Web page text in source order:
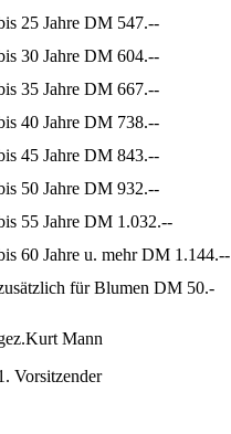
25 Jahre DM 547.--
30 Jahre DM 604.--
35 Jahre DM 667.--
40 Jahre DM 738.--
45 Jahre DM 843.--
50 Jahre DM 932.--
55 Jahre DM 1.032.--
60 Jahre u. mehr DM 1.144.--
für Blumen DM 50.-
Mann
Vorsitzender